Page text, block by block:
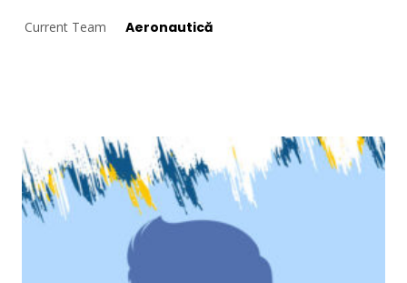
Current Team Aeronautică